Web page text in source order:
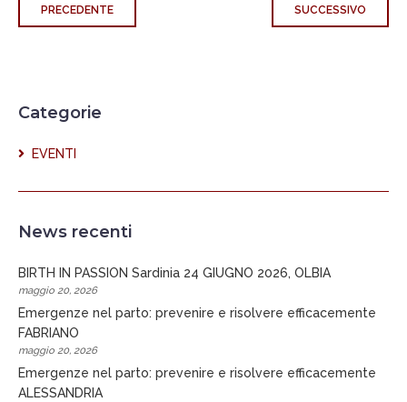
PRECEDENTE SUCCESSIVO
Categorie
EVENTI
News recenti
BIRTH IN PASSION Sardinia 24 GIUGNO 2026, OLBIA
maggio 20, 2026
Emergenze nel parto: prevenire e risolvere efficacemente
FABRIANO
maggio 20, 2026
Emergenze nel parto: prevenire e risolvere efficacemente
ALESSANDRIA